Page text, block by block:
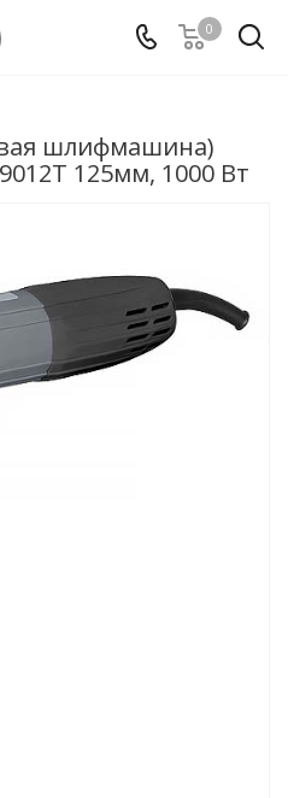
0
шлифмашина)
125мм, 1000 Вт